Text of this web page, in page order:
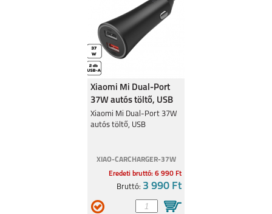
Xiaomi Mi Dual-Port
37W autós töltő, USB
Xiaomi Mi Dual-Port 37W
autós töltő, USB
XIAO-CARCHARGER-37W
Eredeti bruttó: 6 990 Ft
Bruttó: 3 990 Ft